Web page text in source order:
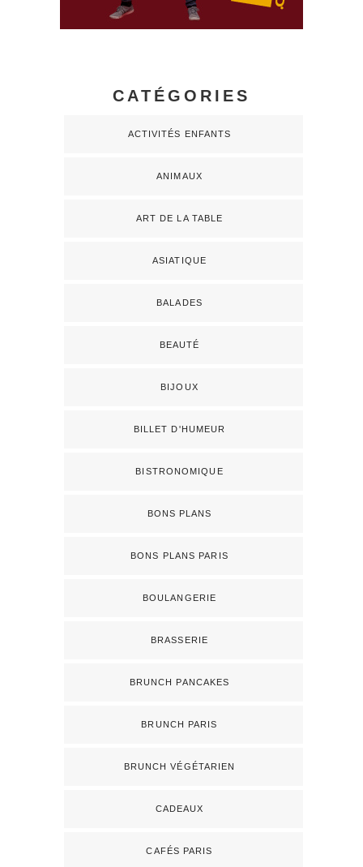
CATÉGORIES
ACTIVITÉS ENFANTS
ANIMAUX
ART DE LA TABLE
ASIATIQUE
BALADES
BEAUTÉ
BIJOUX
BILLET D'HUMEUR
BISTRONOMIQUE
BONS PLANS
BONS PLANS PARIS
BOULANGERIE
BRASSERIE
BRUNCH PANCAKES
BRUNCH PARIS
BRUNCH VÉGÉTARIEN
CADEAUX
CAFÉS PARIS